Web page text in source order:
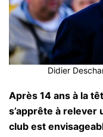
Didier
Après 14 ans à la
s’apprête à relever
club est